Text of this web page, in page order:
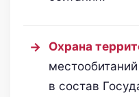
Охрана
в состав